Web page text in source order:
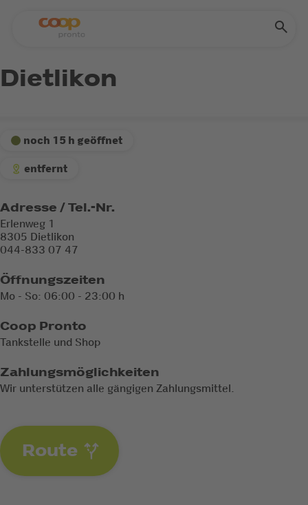
noch 15 h geöffnet
Dietlikon
entfernt
Adresse / Tel.-Nr.
Erlenweg 1
8305 Dietlikon
044-833 07 47
Öffnungszeiten
Mo - So: 06:00 - 23:00 h
Coop Pronto
Tankstelle und Shop
Zahlungsmöglichkeiten
Wir unterstützen alle gängigen Zahlungsmittel.
Route